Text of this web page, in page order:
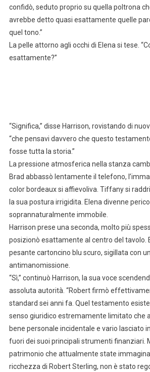
confidò, seduto proprio su quella poltrona
avrebbe detto quasi esattamente quelle
quel tono.”
La pelle attorno agli occhi di Elena si tese.
esattamente?”
“Significa,” disse Harrison, rovistando di
“che pensavi davvero che questo
fosse tutta la storia.”
La pressione atmosferica nella stanza
Brad abbassò lentamente il telefono,
color bordeaux si affievoliva. Tiffany si
la sua postura irrigidita. Elena divenne
soprannaturalmente immobile.
Harrison prese una seconda, molto più
posizionò esattamente al centro del tavolo.
pesante cartoncino blu scuro, sigillata con
antimanomissione.
“Sì,” continuò Harrison, la sua voce
assoluta autorità. “Robert firmò
standard sei anni fa. Quel testamento esiste
senso giuridico estremamente limitato che
bene personale incidentale e vario lasciato
fuori dei suoi principali strumenti finanziari.
patrimonio che attualmente state
ricchezza di Robert Sterling, non è stato